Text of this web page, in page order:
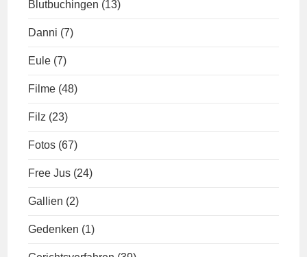
Blutbuchingen (13)
Danni (7)
Eule (7)
Filme (48)
Filz (23)
Fotos (67)
Free Jus (24)
Gallien (2)
Gedenken (1)